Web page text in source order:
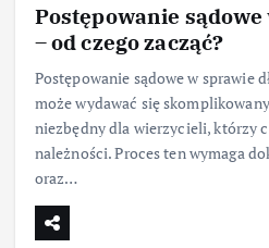
Postępowanie
– od czego zacząć?
Postępowanie sądowe w sprawie
może wydawać się
niezbędny dla wierzycieli, którzy
należności. Proces ten wymaga
oraz…